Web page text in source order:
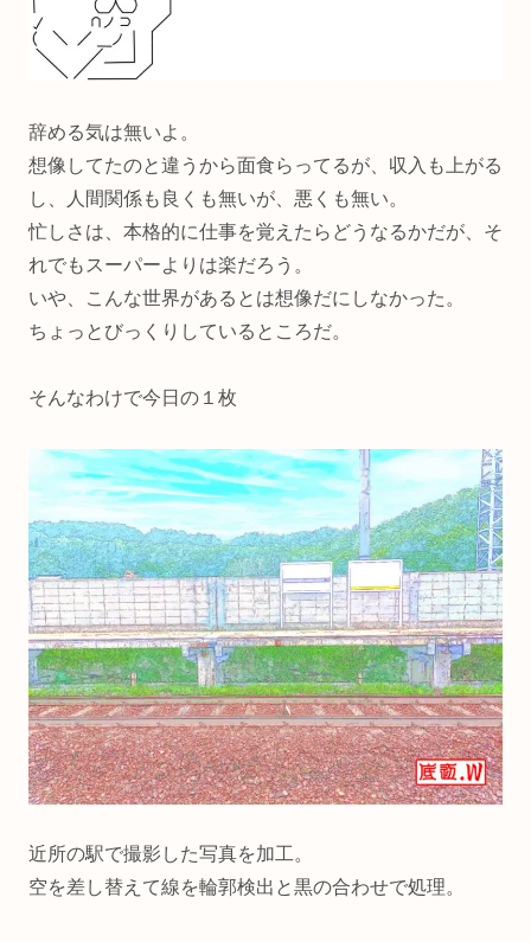
辞める気は無いよ。
想像してたのと違うから面食らってるが、収入も上がる
し、人間関係も良くも無いが、悪くも無い。
忙しさは、本格的に仕事を覚えたらどうなるかだが、そ
れでもスーパーよりは楽だろう。
いや、こんな世界があるとは想像だにしなかった。
ちょっとびっくりしているところだ。
そんなわけで今日の１枚
近所の駅で撮影した写真を加工。
空を差し替えて線を輪郭検出と黒の合わせで処理。